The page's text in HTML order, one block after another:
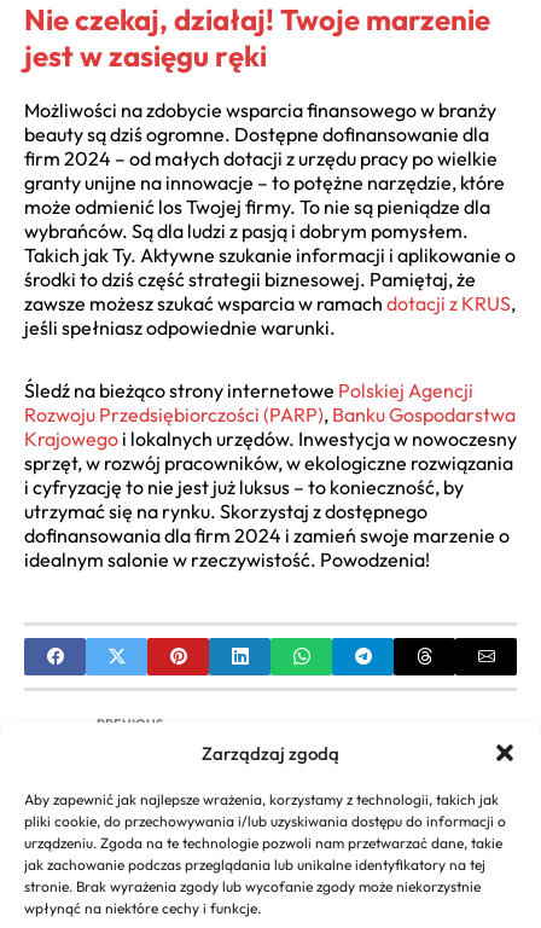
Zarządzaj zgodą
Aby zapewnić jak najlepsze wrażenia, korzystamy z technologii, takich jak
pliki cookie, do przechowywania i/lub uzyskiwania dostępu do informacji o
urządzeniu. Zgoda na te technologie pozwoli nam przetwarzać dane, takie
jak zachowanie podczas przeglądania lub unikalne identyfikatory na tej
stronie. Brak wyrażenia zgody lub wycofanie zgody może niekorzystnie
wpłynąć na niektóre cechy i funkcje.
Nie czekaj, działaj! Twoje marzenie
jest w zasięgu ręki
Możliwości na zdobycie wsparcia finansowego w branży
beauty są dziś ogromne. Dostępne dofinansowanie dla
firm 2024 – od małych dotacji z urzędu pracy po wielkie
granty unijne na innowacje – to potężne narzędzie, które
może odmienić los Twojej firmy. To nie są pieniądze dla
wybrańców. Są dla ludzi z pasją i dobrym pomysłem.
Takich jak Ty. Aktywne szukanie informacji i aplikowanie o
środki to dziś część strategii biznesowej. Pamiętaj, że
zawsze możesz szukać wsparcia w ramach dotacji z KRUS,
jeśli spełniasz odpowiednie warunki.
Śledź na bieżąco strony internetowe Polskiej Agencji
Rozwoju Przedsiębiorczości (PARP), Banku Gospodarstwa
Krajowego i lokalnych urzędów. Inwestycja w nowoczesny
sprzęt, w rozwój pracowników, w ekologiczne rozwiązania
i cyfryzację to nie jest już luksus – to konieczność, by
utrzymać się na rynku. Skorzystaj z dostępnego
dofinansowania dla firm 2024 i zamień swoje marzenie o
idealnym salonie w rzeczywistość. Powodzenia!
PREVIOUS
Bezzwrotna pożyczka na start firmy 2024 –
Kompleksowy przewodnik po dotacjach i
funduszach
NEXT
Oferty Pracy Geodeta: Przewodnik po Rynku
Pracy i Aktualnych Ogłoszeniach